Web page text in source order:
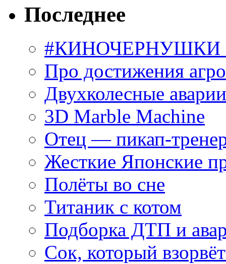
Последнее
#КИНОЧЕРНУШКИ
Про достижения
Двухколесные
3D Marble Machine
Отец — пикап-
Жесткие Японские
Полёты во сне
Титаник с котом
Подборка ДТП и
Сок, который